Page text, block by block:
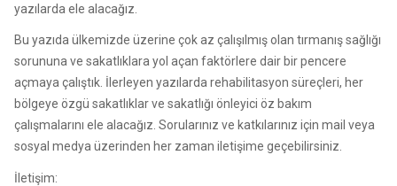
yazılarda ele alacağız.
Bu yazıda ülkemizde üzerine çok az çalışılmış olan tırmanış sağlığı
sorununa ve sakatlıklara yol açan faktörlere dair bir pencere
açmaya çalıştık. İlerleyen yazılarda rehabilitasyon süreçleri, her
bölgeye özgü sakatlıklar ve sakatlığı önleyici öz bakım
çalışmalarını ele alacağız. Sorularınız ve katkılarınız için mail veya
sosyal medya üzerinden her zaman iletişime geçebilirsiniz.
İletişim: